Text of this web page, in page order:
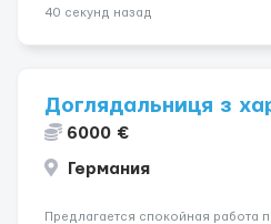
40 секунд назад
Доглядальниця з
6000 €
Германия
Предлагается спокойная работа